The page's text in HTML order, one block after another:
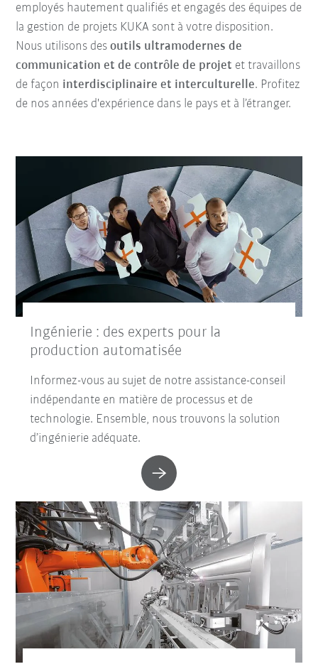
employés hautement qualifiés et engagés des équipes de
la gestion de projets KUKA sont à votre disposition.
Nous utilisons desoutils ultramodernes de
communication et de contrôle de projet et travaillons
de façon interdisciplinaire et interculturelle. Profitez
de nos années d'expérience dans le pays et à l’étranger.
Ingénierie : des experts pour la
production automatisée
Informez-vous au sujet de notre assistance-conseil
indépendante en matière de processus et de
technologie. Ensemble, nous trouvons la solution
d’ingénierie adéquate.